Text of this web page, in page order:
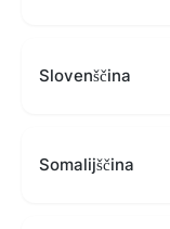
Slovenščina
Somalijščina